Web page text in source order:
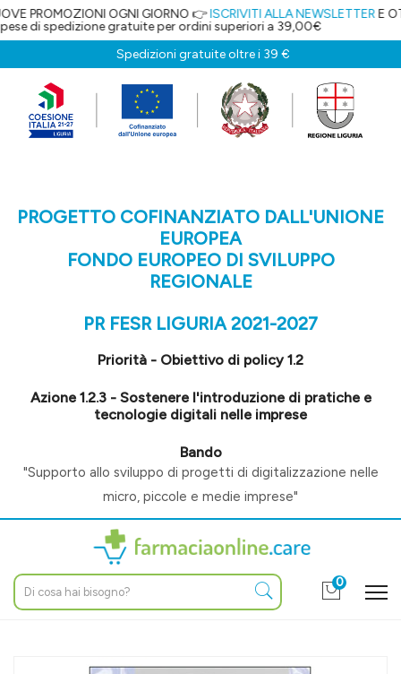
GIORNO 👉ISCRIVITI ALLA NEWSLETTERE OTTIENI IL 5% DI
per ordini superiori a 39,00€
Spedizioni gratuite oltre i 39 €
PROGETTO COFINANZIATO DALL'UNIONE
EUROPEA
FONDO EUROPEO DI SVILUPPO
REGIONALE
PR FESR LIGURIA 2021-2027
Priorità - Obiettivo di policy 1.2
Azione 1.2.3 - Sostenere l'introduzione di pratiche e
tecnologie digitali nelle imprese
Bando
"Supporto allo sviluppo di progetti di digitalizzazione nelle
micro, piccole e medie imprese"
0
Solidea Linea Preventiva Marilyn Calza Autoreggente 140 Den